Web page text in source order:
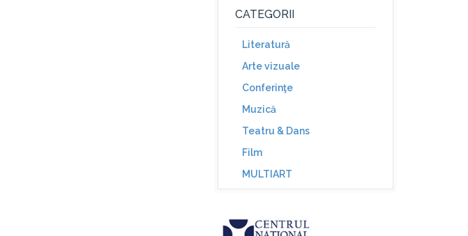
CATEGORII
Literatură
Arte vizuale
Conferinţe
Muzică
Teatru & Dans
Film
MULTIART